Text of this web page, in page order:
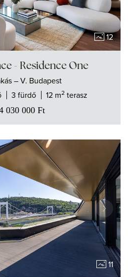
12
- Residence One
– V. Budapest
3 fürdő 12 m2 terasz
030 000 Ft
11